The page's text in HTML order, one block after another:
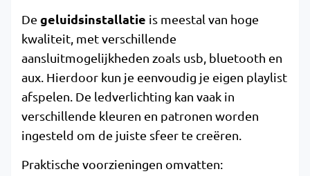
De geluidsinstallatie is meestal van hoge
kwaliteit, met verschillende
aansluitmogelijkheden zoals usb, bluetooth en
aux. Hierdoor kun je eenvoudig je eigen playlist
afspelen. De ledverlichting kan vaak in
verschillende kleuren en patronen worden
ingesteld om de juiste sfeer te creëren.
Praktische voorzieningen omvatten: